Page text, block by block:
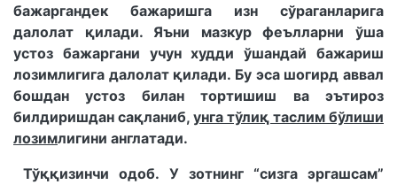
бажаргандек бажаришга изн сўраганларига
далолат қилади. Яъни мазкур феълларни ўша
устоз бажаргани учун худди ўшандай бажариш
лозимлигига далолат қилади. Бу эса шогирд аввал
бошдан устоз билан тортишиш ва эътироз
билдиришдан сақланиб, унга тўлиқ таслим бўлиши
лозимлигини англатади.
Тўққизинчи одоб. У зотнинг “сизга эргашсам”